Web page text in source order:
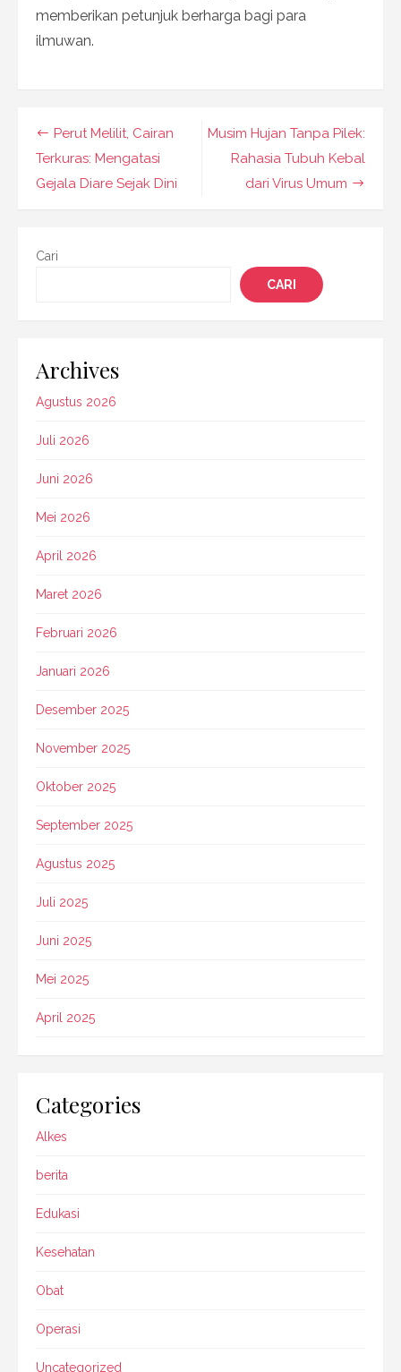
memberikan petunjuk berharga bagi para
ilmuwan.
Navigasi
pos
Musim Hujan Tanpa Pilek:
Rahasia Tubuh Kebal
dari Virus Umum
Perut Melilit, Cairan
Terkuras: Mengatasi
Gejala Diare Sejak Dini
Cari
CARI
Archives
Agustus 2026
Juli 2026
Juni 2026
Mei 2026
April 2026
Maret 2026
Februari 2026
Januari 2026
Desember 2025
November 2025
Oktober 2025
September 2025
Agustus 2025
Juli 2025
Juni 2025
Mei 2025
April 2025
Categories
Alkes
berita
Edukasi
Kesehatan
Obat
Operasi
Uncategorized